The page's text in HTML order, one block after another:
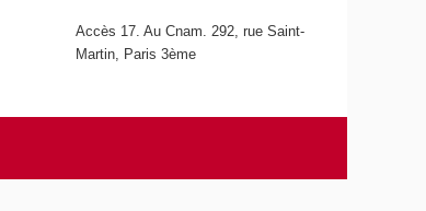
Accès 17. Au Cnam. 292, rue Saint-
Martin, Paris 3ème